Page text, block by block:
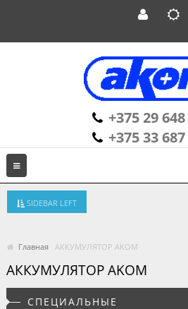
+375 29
+375 33
SIDEBAR LEFT
Главная АККУМУЛЯТОР AKOM
АККУМУЛЯТОР AKOM
СПЕЦИАЛЬНЫЕ